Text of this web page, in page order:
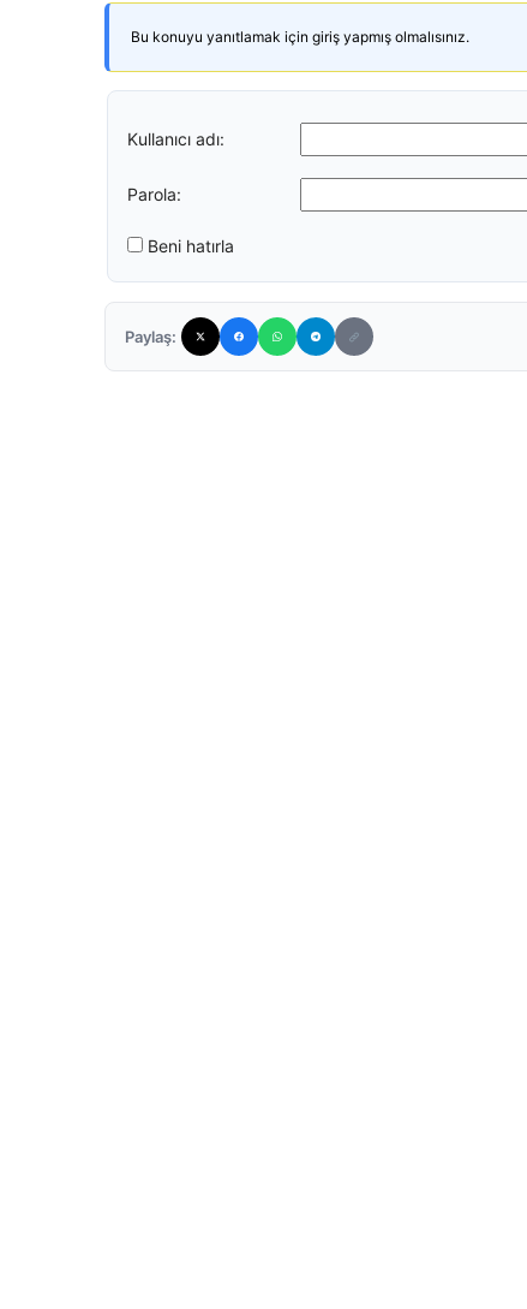
Bu konuyu yanıtlamak için giriş yapmış olmalısınız.
Kullanıcı adı:
Parola:
Beni hatırla
Paylaş: